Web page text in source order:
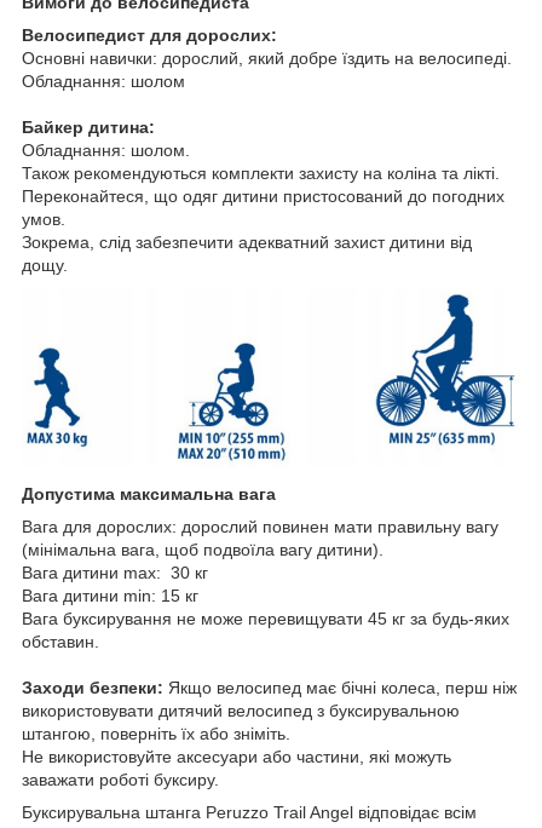
Велосипедист для дорослих:
Основні навички: дорослий, який добре їздить на велосипеді.
Обладнання: шолом
Байкер дитина:
Обладнання: шолом.
Також рекомендуються комплекти захисту на коліна та лікті.
Переконайтеся, що одяг дитини пристосований до погодних
умов.
Зокрема, слід забезпечити адекватний захист дитини від
дощу.
Допустима максимальна вага
Вага для дорослих: дорослий повинен мати правильну вагу
(мінімальна вага, щоб подвоїла вагу дитини).
Вага дитини max: 30 кг
Вага дитини min: 15 кг
Вага буксирування не може перевищувати 45 кг за будь-яких
обставин.
Заходи безпеки: Якщо велосипед має бічні колеса, перш ніж
використовувати дитячий велосипед з буксирувальною
штангою, поверніть їх або зніміть.
Не використовуйте аксесуари або частини, які можуть
заважати роботі буксиру.
Буксирувальна штанга Peruzzo Trail Angel відповідає всім